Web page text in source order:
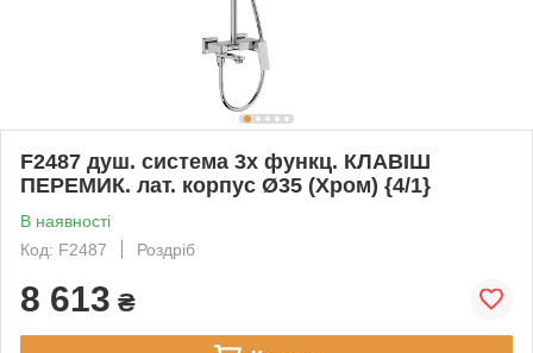
F2487 душ. система 3х функц. КЛАВІШ
ПЕРЕМИК. лат. корпус Ø35 (Хром) {4/1}
В наявності
Код: F2487
Роздріб
8 613 ₴